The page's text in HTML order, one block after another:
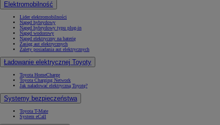
Elektromobilność
Lider elektromobilności
Napęd hybrydowy
Napęd hybrydowy typu plug-in
Napęd wodorowy
Napęd elektryczny na baterię
Zasięg aut elektrycznych
Zalety posiadania aut elektrycznych
Ładowanie elektrycznej Toyoty
Toyota HomeCharge
Toyota Charging Network
Jak naładować elektryczną Toyotę?
Systemy bezpieczeństwa
Toyota T-Mate
System eCall